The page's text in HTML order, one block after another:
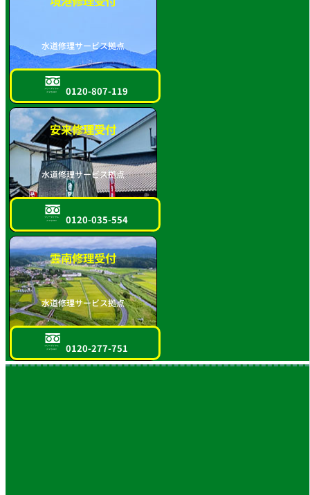
水道修理サービス拠点
フリーダイヤル
スマホOK!! 0120-807-119
安来修理受付
水道修理サービス拠点
フリーダイヤル
スマホOK!! 0120-035-554
雲南修理受付
水道修理サービス拠点
フリーダイヤル
スマホOK!! 0120-277-751